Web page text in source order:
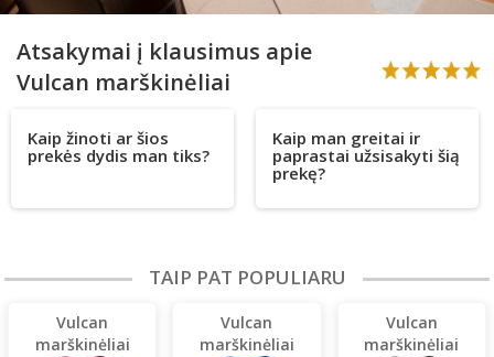
Atsakymai į klausimus apie
Vulcan marškinėliai
Kaip žinoti ar šios
prekės dydis man tiks?
Kaip man greitai ir
paprastai užsisakyti šią
prekę?
TAIP PAT POPULIARU
Vulcan
marškinėliai
Vulcan
marškinėliai
Vulcan
marškinėliai